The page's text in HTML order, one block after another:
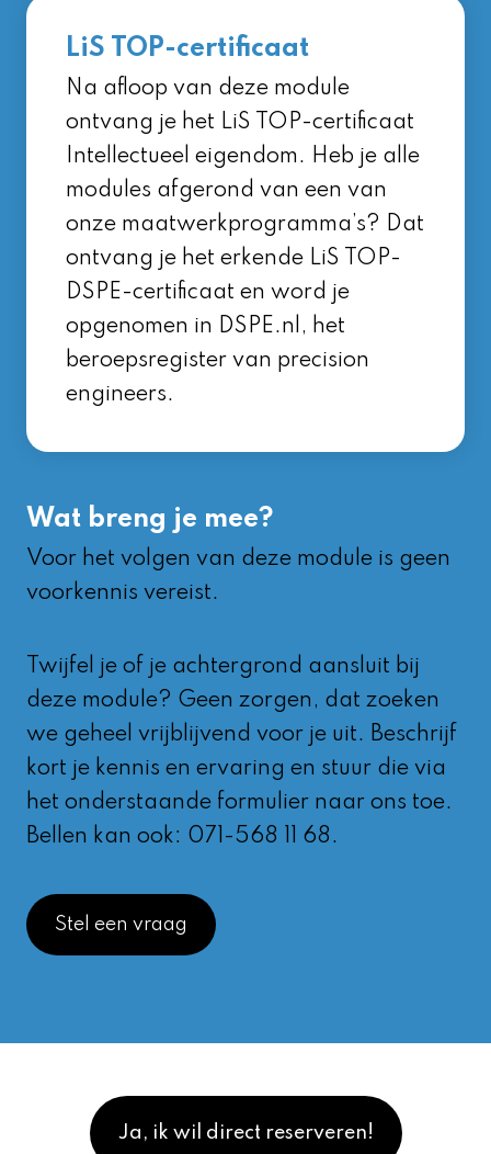
LiS TOP-certificaat
Na afloop van deze module
ontvang je het LiS TOP-certificaat
Intellectueel eigendom. Heb je alle
modules afgerond van een van
onze maatwerkprogramma’s? Dat
ontvang je het erkende LiS TOP-
DSPE-certificaat en word je
opgenomen in DSPE.nl , het
beroepsregister van precision
engineers.
Wat breng je mee?
Voor het volgen van deze module is geen
voorkennis vereist.
Twijfel je of je achtergrond aansluit bij
deze module? Geen zorgen, dat zoeken
we geheel vrijblijvend voor je uit. Beschrijf
kort je kennis en ervaring en stuur die via
het onderstaande formulier naar ons toe.
Bellen kan ook: 071-568 11 68.
Stel een vraag
Ja, ik wil direct reserveren!